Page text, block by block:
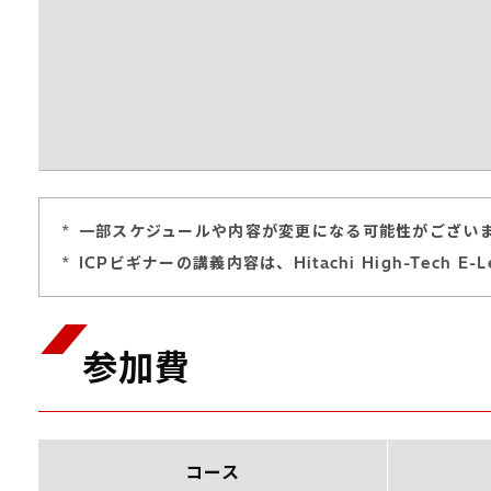
* 一部スケジュールや内容が変更になる可能性がござい
* ICPビギナーの講義内容は、Hitachi High-Tech E-
参加費
コース